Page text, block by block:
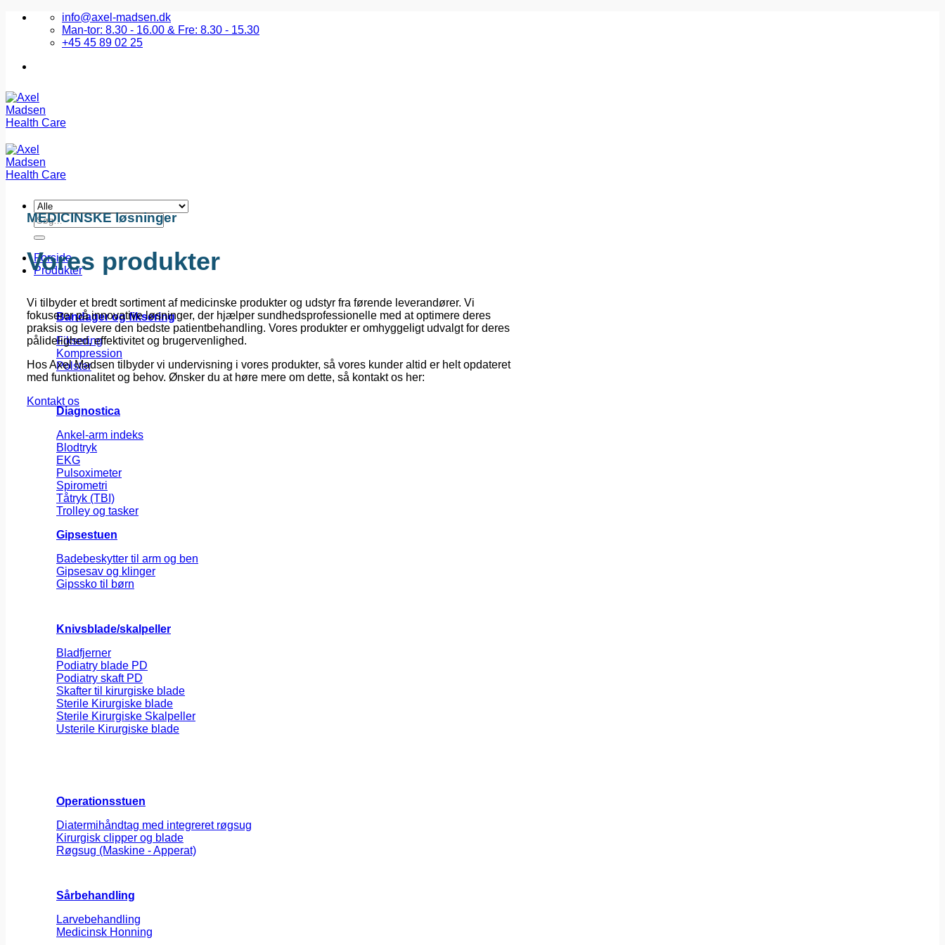
Fortsæt
info@axel-madsen.dk
Man-tor: 8.30 - 16.00 & Fre: 8.30 - 15.30
+45 45 89 02 25
Søg
efter:
Forside
Produkter
Bandager og fiksering
Fiksering
Kompression
Polster
Diagnostica
Ankel-arm indeks
Blodtryk
EKG
Pulsoximeter
Spirometri
Tåtryk (TBI)
Trolley og tasker
Gipsestuen
Badebeskytter til arm og ben
Gipsesav og klinger
Gipssko til børn
Knivsblade/skalpeller
Bladfjerner
Podiatry blade PD
Podiatry skaft PD
Skafter til kirurgiske blade
Sterile Kirurgiske blade
Sterile Kirurgiske Skalpeller
Usterile Kirurgiske blade
Operationsstuen
Diatermihåndtag med integreret røgsug
Kirurgisk clipper og blade
Røgsug (Maskine - Apperat)
Sårbehandling
Larvebehandling
Medicinsk Honning
MEDICINSKE løsninger
Vores produkter
Vi tilbyder et bredt sortiment af medicinske produkter og udstyr fra førende leverandører. Vi
fokuserer på innovative løsninger, der hjælper sundhedsprofessionelle med at optimere deres
praksis og levere den bedste patientbehandling. Vores produkter er omhyggeligt udvalgt for deres
pålidelighed, effektivitet og brugervenlighed.
Hos Axel Madsen tilbyder vi undervisning i vores produkter, så vores kunder altid er helt opdateret
med funktionalitet og behov. Ønsker du at høre mere om dette, så kontakt os her:
Kontakt os